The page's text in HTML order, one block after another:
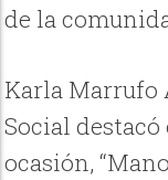
de la
Karla Marrufo
Social destacó
ocasión,